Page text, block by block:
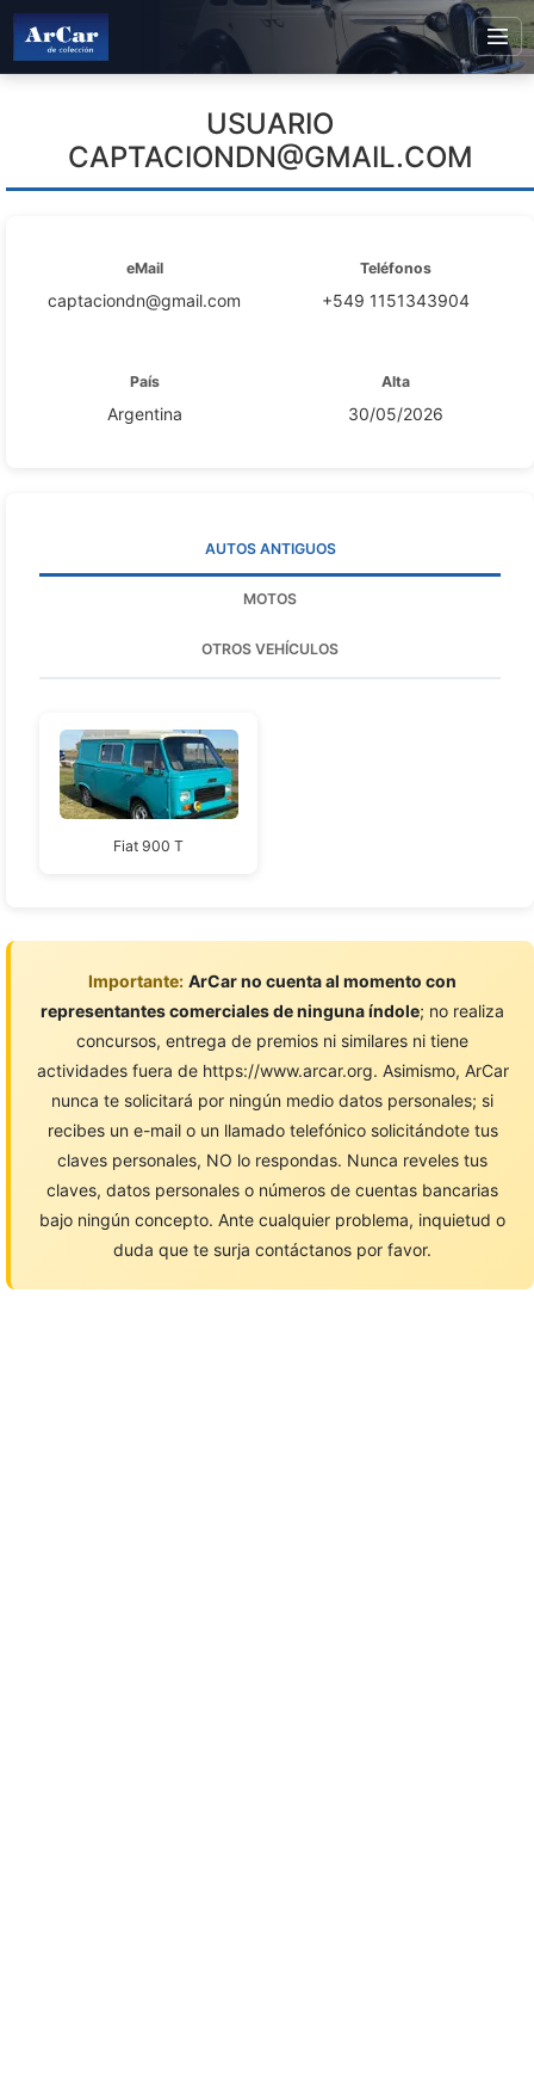
USUARIO
CAPTACIONDN@GMAIL.COM
eMail
captaciondn@gmail.com
Teléfonos
+549 1151343904
País
Argentina
Alta
30/05/2026
AUTOS ANTIGUOS
MOTOS
OTROS VEHÍCULOS
Fiat 900 T
Importante: ArCar no cuenta al momento con
representantes comerciales de ninguna índole; no realiza
concursos, entrega de premios ni similares ni tiene
actividades fuera de https://www.arcar.org. Asimismo, ArCar
nunca te solicitará por ningún medio datos personales; si
recibes un e-mail o un llamado telefónico solicitándote tus
claves personales, NO lo respondas. Nunca reveles tus
claves, datos personales o números de cuentas bancarias
bajo ningún concepto. Ante cualquier problema, inquietud o
duda que te surja contáctanos por favor.